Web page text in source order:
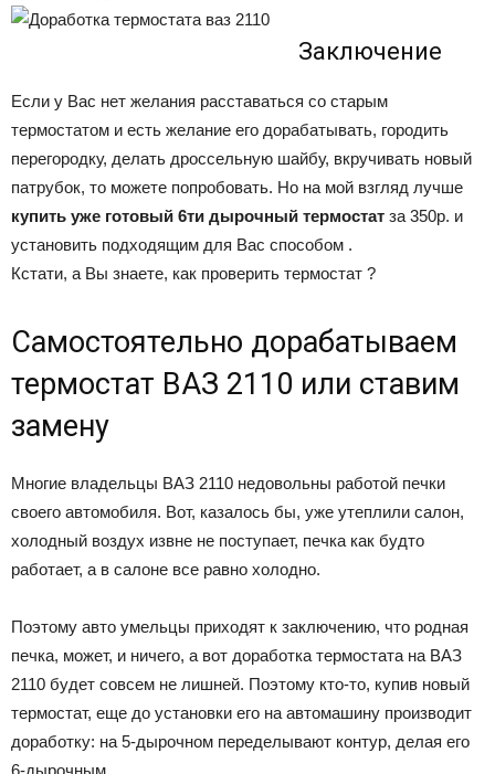
Заключение
Если у Вас нет желания расставаться со старым
термостатом и есть желание его дорабатывать, городить
перегородку, делать дроссельную шайбу, вкручивать новый
патрубок, то можете попробовать. Но на мой взгляд лучше
купить уже готовый 6ти дырочный термостат за 350р. и
установить подходящим для Вас способом .
Кстати, а Вы знаете, как проверить термостат ?
Самостоятельно дорабатываем
термостат ВАЗ 2110 или ставим
замену
Многие владельцы ВАЗ 2110 недовольны работой печки
своего автомобиля. Вот, казалось бы, уже утеплили салон,
холодный воздух извне не поступает, печка как будто
работает, а в салоне все равно холодно.
Поэтому авто умельцы приходят к заключению, что родная
печка, может, и ничего, а вот доработка термостата на ВАЗ
2110 будет совсем не лишней. Поэтому кто-то, купив новый
термостат, еще до установки его на автомашину производит
доработку: на 5-дырочном переделывают контур, делая его
6-дырочным.